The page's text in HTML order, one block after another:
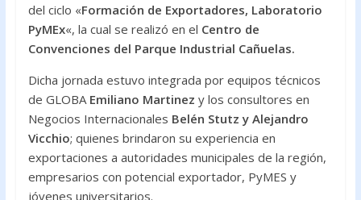
del ciclo «Formación de Exportadores, Laboratorio
PyMEx«, la cual se realizó en el Centro de
Convenciones del Parque Industrial Cañuelas.
Dicha jornada estuvo integrada por equipos técnicos
de GLOBA Emiliano Martinez y los consultores en
Negocios Internacionales Belén Stutz y Alejandro
Vicchio; quienes brindaron su experiencia en
exportaciones a autoridades municipales de la región,
empresarios con potencial exportador, PyMES y
jóvenes universitarios.